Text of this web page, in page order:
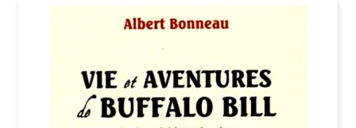
Listes d’Envies
Livres de Philippe Randa
Login Customizer